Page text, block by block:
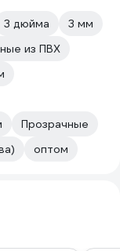
3 дюйма
3 мм
из ПВХ
Прозрачные
оптом